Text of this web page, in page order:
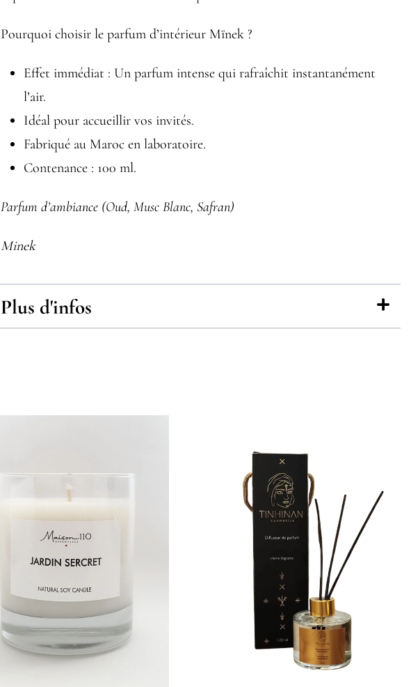
Pourquoi choisir le parfum d’intérieur Mïnek ?
Effet immédiat : Un parfum intense qui rafraîchit instantanément
l’air.
Idéal pour accueillir vos invités.
Fabriqué au Maroc en laboratoire.
Contenance : 100 ml.
Parfum d’ambiance (Oud, Musc Blanc, Safran)
Minek
Plus d'infos